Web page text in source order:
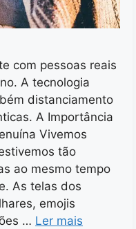
com pessoas reais
A tecnologia
distanciamento
A Importância
Vivemos
tão
ao mesmo tempo
As telas dos
emojis
… Ler mais